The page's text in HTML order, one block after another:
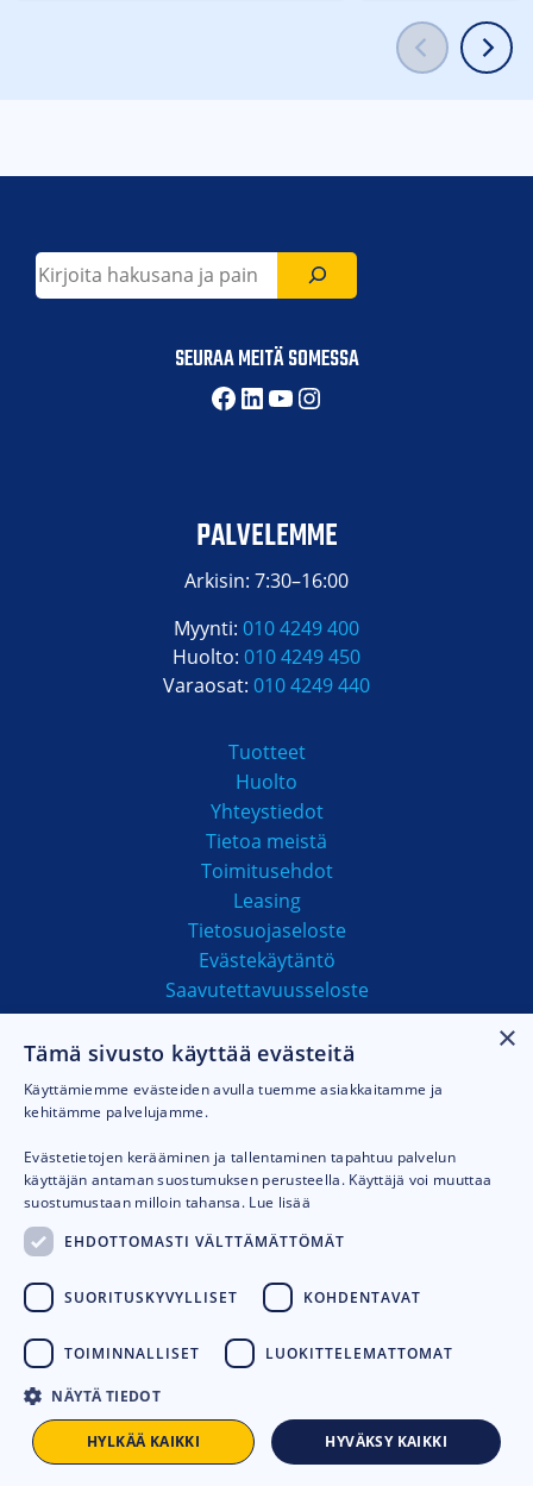
- + LISÄÄ KORIIN
Etsi
SEURAA MEITÄ SOMESSA
Facebook
LinkedIn
YouTube
Instagram
PALVELEMME
Arkisin: 7:30–16:00
Myynti: 010 4249 400
Huolto: 010 4249 450
Varaosat: 010 4249 440
Tuotteet
Huolto
Yhteystiedot
Tietoa meistä
Toimitusehdot
Leasing
Tietosuojaseloste
Evästekäytäntö
Saavutettavuusseloste
MAKSUTAVAT
© 2026Talhu oy. Toteutus: Avoin.Systems
×
Tämä sivusto käyttää evästeitä
Käyttämiemme evästeiden avulla tuemme asiakkaitamme ja
kehitämme palvelujamme.
Evästetietojen kerääminen ja tallentaminen tapahtuu palvelun
käyttäjän antaman suostumuksen perusteella. Käyttäjä voi muuttaa
suostumustaan milloin tahansa. Lue lisää
EHDOTTOMASTI VÄLTTÄMÄTTÖMÄT
SUORITUSKYVYLLISET KOHDENTAVAT
TOIMINNALLISET LUOKITTELEMATTOMAT
NÄYTÄ TIEDOT
HYVÄKSY KAIKKI
HYLKÄÄ KAIKKI